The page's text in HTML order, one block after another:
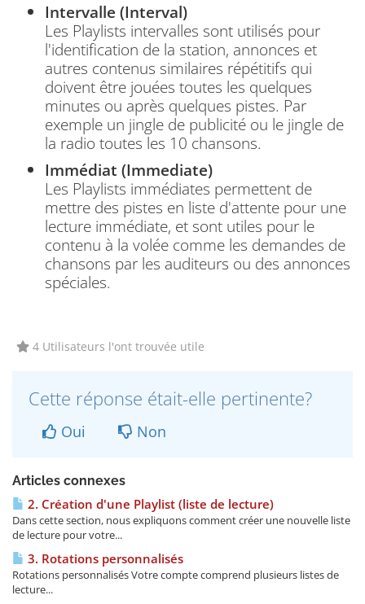
Intervalle (Interval)
Les Playlists intervalles sont utilisés pour
l'identification de la station, annonces et
autres contenus similaires répétitifs qui
doivent être jouées toutes les quelques
minutes ou après quelques pistes. Par
exemple un jingle de publicité ou le jingle de
la radio toutes les 10 chansons.
Immédiat (Immediate)
Les Playlists immédiates permettent de
mettre des pistes en liste d'attente pour une
lecture immédiate, et sont utiles pour le
contenu à la volée comme les demandes de
chansons par les auditeurs ou des annonces
spéciales.
4 Utilisateurs l'ont trouvée utile
Cette réponse était-elle pertinente?
Oui Non
Articles connexes
2. Création d'une Playlist (liste de lecture)
Dans cette section, nous expliquons comment créer une nouvelle liste
de lecture pour votre...
3. Rotations personnalisés
Rotations personnalisés Votre compte comprend plusieurs listes de
lecture...